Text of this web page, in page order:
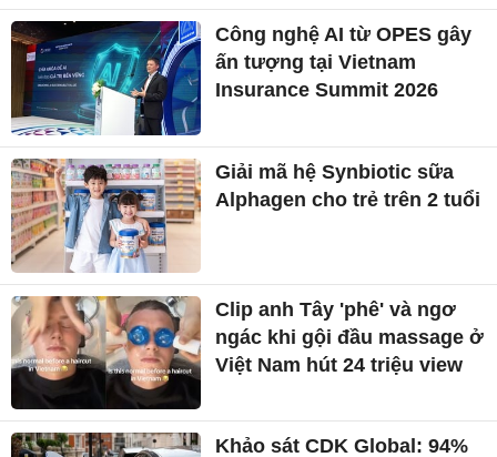
Công nghệ AI từ OPES gây
ấn tượng tại Vietnam
Insurance Summit 2026
Giải mã hệ Synbiotic sữa
Alphagen cho trẻ trên 2 tuổi
Clip anh Tây 'phê' và ngơ
ngác khi gội đầu massage ở
Việt Nam hút 24 triệu view
Khảo sát CDK Global: 94%